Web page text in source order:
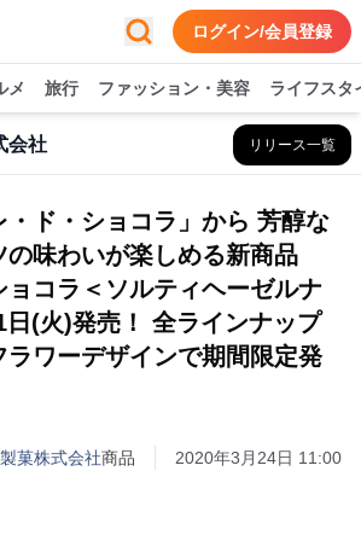
ログイン/会員登録
メ 旅行 ファッション・美容 ライフスタ
会社 リリース一覧
・ド・ショコラ」から 芳醇な
の味わいが楽しめる新商品
ョコラ＜ソルティヘーゼルナ
日(火)発売！ 全ラインナップ
ラワーデザインで期間限定発
菓株式会社商品 2020年3月24日 11:00